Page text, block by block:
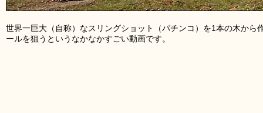
世界一巨大（自称）なスリングショット（パチンコ）を1本の木から
ールを狙うというなかなかすごい動画です。